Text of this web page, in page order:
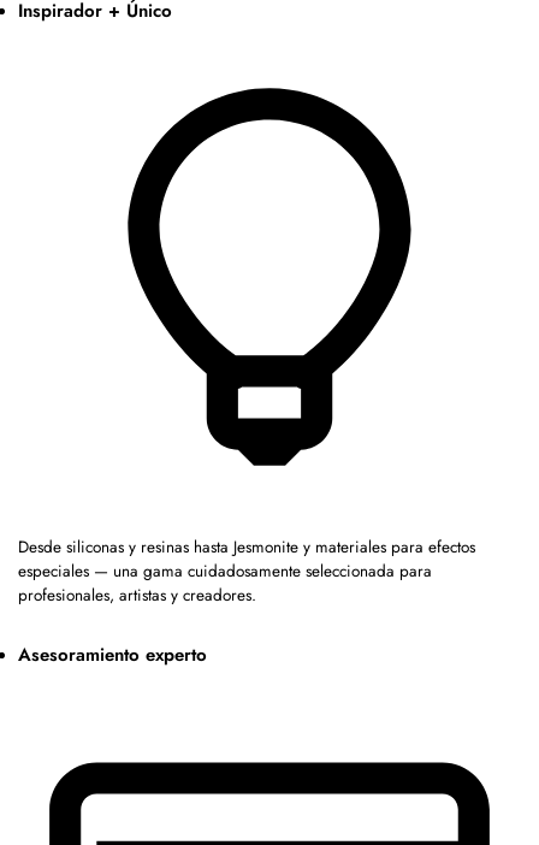
Inspirador + Único
Desde siliconas y resinas hasta Jesmonite y materiales para efectos
especiales — una gama cuidadosamente seleccionada para
profesionales, artistas y creadores.
Asesoramiento experto